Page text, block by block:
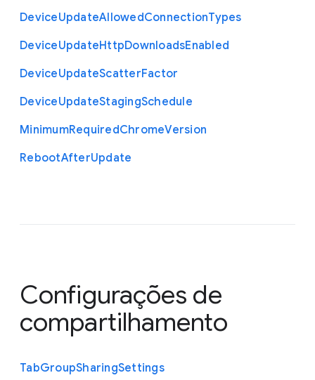
DeviceUpdateAllowedConnectionTypes
DeviceUpdateHttpDownloadsEnabled
DeviceUpdateScatterFactor
DeviceUpdateStagingSchedule
MinimumRequiredChromeVersion
RebootAfterUpdate
Configurações de
compartilhamento
TabGroupSharingSettings